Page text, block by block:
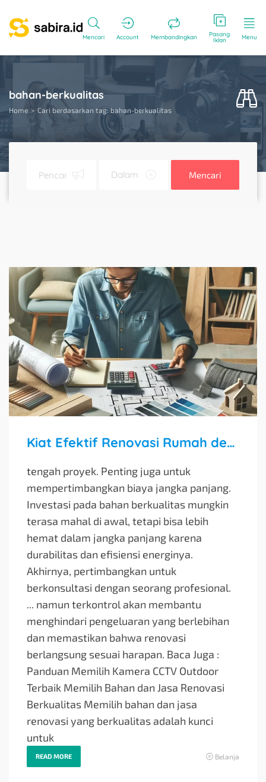
Mencari Account Membandingkan Pasang
Iklan Menu
bahan-berkualitas
Home Cari berdasarkan tag: bahan-berkualitas
Mencari
Kiat Efektif Renovasi Rumah dengan Anggaran Terbatas
tengah proyek. Penting juga untuk
mempertimbangkan biaya jangka panjang.
Investasi pada bahan berkualitas mungkin
terasa mahal di awal, tetapi bisa lebih
hemat dalam jangka panjang karena
durabilitas dan efisiensi energinya.
Akhirnya, pertimbangkan untuk
berkonsultasi dengan seorang profesional.
... namun terkontrol akan membantu
menghindari pengeluaran yang berlebihan
dan memastikan bahwa renovasi
berlangsung sesuai harapan. Baca Juga :
Panduan Memilih Kamera CCTV Outdoor
Terbaik Memilih Bahan dan Jasa Renovasi
Berkualitas Memilih bahan dan jasa
renovasi yang berkualitas adalah kunci
untuk
READ MORE Belanja